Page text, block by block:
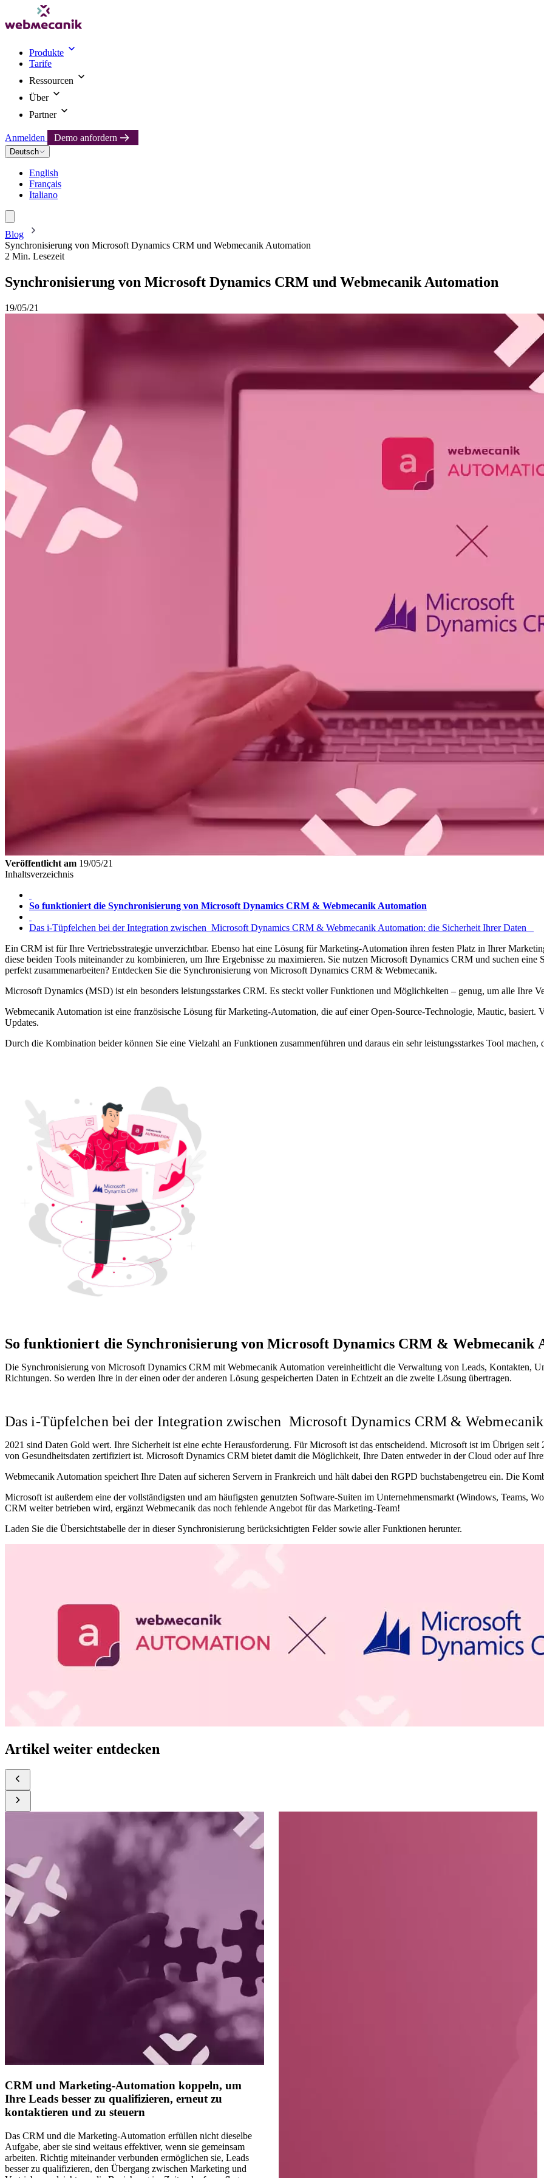
Produkte
Tarife
Ressourcen
Über
Partner
Anmelden Demo anfordern
Deutsch
English
Français
Italiano
Blog
Synchronisierung von Microsoft Dynamics CRM und Webmecanik Automation
2 Min. Lesezeit
Synchronisierung von Microsoft Dynamics CRM und Webmecanik Automation
19/05/21
Veröffentlicht am 19/05/21
Inhaltsverzeichnis
So funktioniert die Synchronisierung von Microsoft Dynamics CRM & Webmecanik Automation
Das i-Tüpfelchen bei der Integration zwischen Microsoft Dynamics CRM & Webmecanik Automation: die Sicherheit Ihrer Daten
Ein CRM ist für Ihre Vertriebsstrategie unverzichtbar. Ebenso hat eine Lösung für Marketing-Automation ihren festen Platz in Ihrer
diese beiden Tools miteinander zu kombinieren, um Ihre Ergebnisse zu maximieren. Sie nutzen Microsoft Dynamics CRM und suchen
perfekt zusammenarbeiten? Entdecken Sie die Synchronisierung von Microsoft Dynamics CRM & Webmecanik.
Microsoft Dynamics (MSD) ist ein besonders leistungsstarkes CRM. Es steckt voller Funktionen und Möglichkeiten – genug, um alle Ihre
Webmecanik Automation ist eine französische Lösung für Marketing-Automation, die auf einer Open-Source-Technologie, Mautic, basiert.
Updates.
Durch die Kombination beider können Sie eine Vielzahl an Funktionen zusammenführen und daraus ein sehr leistungsstarkes Tool machen,
So funktioniert die Synchronisierung von Microsoft Dynamics CRM & Webmecanik
Die Synchronisierung von Microsoft Dynamics CRM mit Webmecanik Automation vereinheitlicht die Verwaltung von Leads, Kontakten,
Richtungen. So werden Ihre in der einen oder der anderen Lösung gespeicherten Daten in Echtzeit an die zweite Lösung übertragen.
Das i-Tüpfelchen bei der Integration zwischen Microsoft Dynamics CRM &
2021 sind Daten Gold wert. Ihre Sicherheit ist eine echte Herausforderung. Für Microsoft ist das entscheidend. Microsoft ist im Übrigen
von Gesundheitsdaten zertifiziert ist. Microsoft Dynamics CRM bietet damit die Möglichkeit, Ihre Daten entweder in der Cloud oder auf
Webmecanik Automation speichert Ihre Daten auf sicheren Servern in Frankreich und hält dabei den RGPD buchstabengetreu ein. Die
Microsoft ist außerdem eine der vollständigsten und am häufigsten genutzten Software-Suiten im Unternehmensmarkt (Windows, Teams,
CRM weiter betrieben wird, ergänzt Webmecanik das noch fehlende Angebot für das Marketing-Team!
Laden Sie die Übersichtstabelle der in dieser Synchronisierung berücksichtigten Felder sowie aller Funktionen herunter.
Artikel weiter entdecken
CRM und Marketing-Automation koppeln, um
Ihre Leads besser zu qualifizieren, erneut zu
kontaktieren und zu steuern
Das CRM und die Marketing-Automation erfüllen nicht dieselbe
Aufgabe, aber sie sind weitaus effektiver, wenn sie gemeinsam
arbeiten. Richtig miteinander verbunden ermöglichen sie, Leads
besser zu qualifizieren, den Übergang zwischen Marketing und